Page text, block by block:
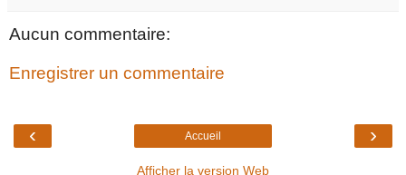
Aucun commentaire:
Enregistrer un commentaire
‹ ›
Accueil
Afficher la version Web